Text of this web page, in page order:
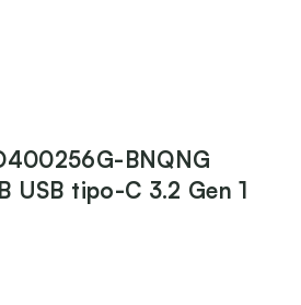
BNQNG
USB tipo-C 3.2 Gen 1